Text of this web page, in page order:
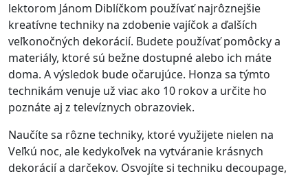
lektorom Jánom Diblíčkom používať najrôznejšie
kreatívne techniky na zdobenie vajíčok a ďalších
veľkonočných dekorácií. Budete používať pomôcky a
materiály, ktoré sú bežne dostupné alebo ich máte
doma. A výsledok bude očarujúce. Honza sa týmto
technikám venuje už viac ako 10 rokov a určite ho
poznáte aj z televíznych obrazoviek.
Naučíte sa rôzne techniky, ktoré využijete nielen na
Veľkú noc, ale kedykoľvek na vytváranie krásnych
dekorácií a darčekov. Osvojíte si techniku decoupage,